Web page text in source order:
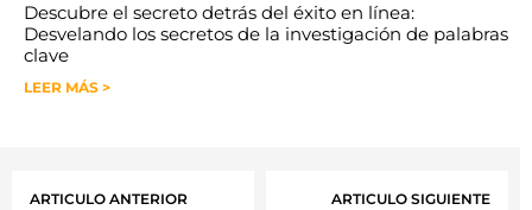
Descubre el secreto detrás del éxito en línea:
Desvelando los secretos de la investigación de palabras
clave
LEER MÁS >
ARTICULO ANTERIOR ARTICULO SIGUIENTE